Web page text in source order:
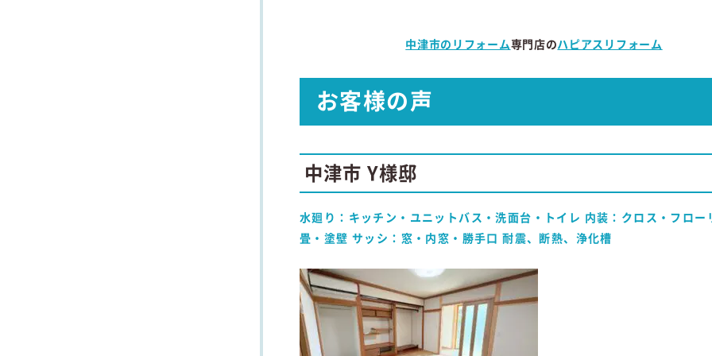
中津市のリフォーム専門店のハピアスリフォーム
お客様の声
中津市 Y様邸
水廻り：キッチン・ユニットバス・洗面台・トイレ 内装：クロス・フロー
畳・塗壁 サッシ：窓・内窓・勝手口 耐震、断熱、浄化槽